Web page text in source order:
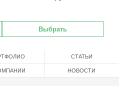
Выбрать
СТАТЬИ
НОВОСТИ